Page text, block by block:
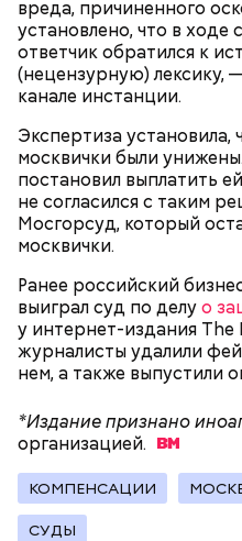
вреда, причиненного
установлено, что в ходе
ответчик обратился к
(нецензурную) лексику,
канале инстанции.
Экспертиза установила,
москвички были
постановил выплатить
не согласился с таким
Мосгорсуд, который
москвички.
Ранее российский
выиграл суд по делуо
у интернет-издания
журналисты удалили
нем, а также выпустили
*Издание признано
организацией.
КОМПЕНСАЦИИ
СУДЫ
предпринимателем,
предпринимательскую
продажи и размещения
сетях. С целью
денежных средств от
покупателей различных
Родственники
их Гасанову. А чтобы
вызвать подозрений у
распределял их между
либопокупал на них
Следующим подопытным
Миссюры Константин. 3
когда молодые люди
этиленгликолем. Через
больнице.
поднялись домой. У него
через сутки... Его увезли
реанимировали, и там он
Миссюра на допросе.